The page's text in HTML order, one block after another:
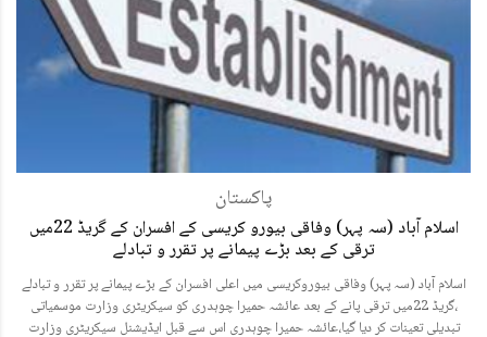
پاکستان
اسلام آباد (سہ پہر) وفاقی بیورو کریسی کے افسران کے گریڈ 22میں
ترقی کے بعد بڑے پیمانے پر تقرر و تبادلے
اسلام آباد (سہ پہر) وفاقی بیوروکریسی میں اعلی افسران کے بڑے پیمانے پر تقرر و تبادلے
،گریڈ 22میں ترقی پانے کے بعد عائشہ حمیرا چوہدری کو سیکریٹری وزارت موسمیاتی
تبدیلی تعینات کر دیا گیا،عائشہ حمیرا چوہدری اس سے قبل ایڈیشنل سیکریٹری وزارت